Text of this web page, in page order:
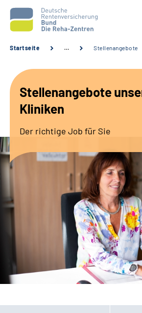
Unsere Kliniken
Sozialdienste & Zuweisende
Erweiterte Suche
Gebärdensprache
Leichte Sprache
Startseite … Stellenangebote
Stellenangebote
Kliniken
Der richtige Job für Sie